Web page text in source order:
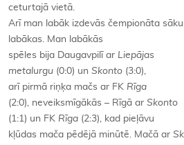
ceturtajā vietā.
Arī man labāk izdevās čempionāta
labākas. Man labākās
spēles bija Daugavpilī ar Liepājas
metalurgu (0:0) un Skonto (3:0),
arī pirmā riņķa mačs ar FK Rīga
(2:0), neveiksmīgākās – Rīgā ar Skonto
(1:1) un FK Rīga (2:3), kad pieļāvu
kļūdas mača pēdējā minūtē. Mačā ar